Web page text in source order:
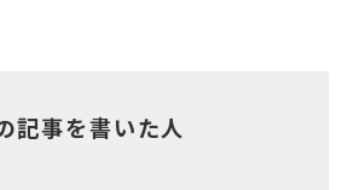
記事を書いた人